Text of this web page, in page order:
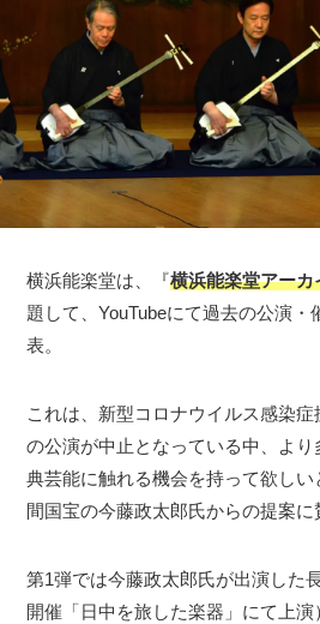
横浜能楽堂は、『横浜能楽堂アー
題して、YouTubeにて過去の公演・
表。
これは、新型コロナウイルス感染症
の公演が中止となっている中、よ
典芸能に触れる機会を持って欲しい
間国宝の今藤政太郎氏からの提案に
第1弾では今藤政太郎氏が出演した
開催「日中を旅した楽器」にて上演